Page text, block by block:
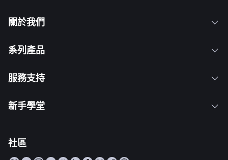
關於我們
系列產品
服務支持
新手學堂
社區